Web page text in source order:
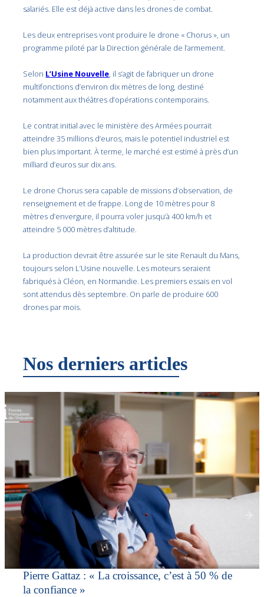
salariés. Elle est déjà active dans les drones de combat.
Les deux entreprises vont produire le drone « Chorus », un
programme piloté par la Direction générale de l’armement.
Selon L’Usine Nouvelle, il s’agit de fabriquer un drone
multifonctions d’environ dix mètres de long, destiné
notamment aux théâtres d’opérations contemporains.
Le contrat initial avec le ministère des Armées pourrait
atteindre 35 millions d’euros, mais le potentiel industriel est
bien plus important. À terme, le marché est estimé à près d’un
milliard d’euros sur dix ans.
Le drone Chorus sera capable de missions d’observation, de
renseignement et de frappe. Long de 10 mètres pour 8
mètres d’envergure, il pourra voler jusqu’à 400 km/h et
atteindre 5 000 mètres d’altitude.
La production devrait être assurée sur le site Renault du Mans,
toujours selon L’Usine nouvelle. Les moteurs seraient
fabriqués à Cléon, en Normandie. Les premiers essais en vol
sont attendus dès septembre. On parle de produire 600
drones par mois.
Nos derniers articles
Pierre Gattaz : « La croissance, c’est à 50 % de
la confiance »